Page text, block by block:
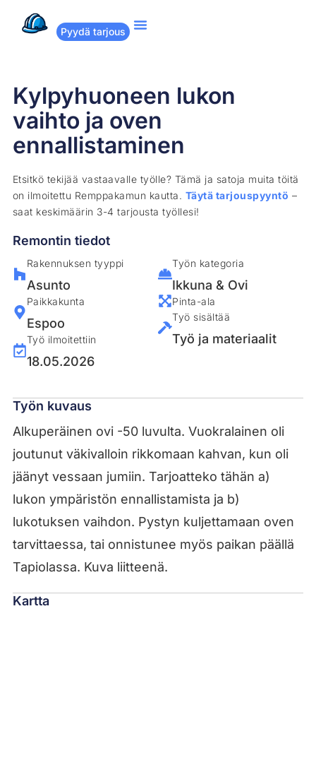
Pyydä tarjous
Kylpyhuoneen lukon
vaihto ja oven
ennallistaminen
Etsitkö tekijää vastaavalle työlle? Tämä ja satoja muita töitä
on ilmoitettu Remppakamun kautta. Täytä tarjouspyyntö –
saat keskimäärin 3-4 tarjousta työllesi!
Remontin tiedot
Rakennuksen tyyppi
Asunto
Paikkakunta
Espoo
Työ ilmoitettiin
18.05.2026
Työn kategoria
Ikkuna & Ovi
Pinta-ala
Työ sisältää
Työ ja materiaalit
Työn kuvaus
Alkuperäinen ovi -50 luvulta. Vuokralainen oli
joutunut väkivalloin rikkomaan kahvan, kun oli
jäänyt vessaan jumiin. Tarjoatteko tähän a)
lukon ympäristön ennallistamista ja b)
lukotuksen vaihdon. Pystyn kuljettamaan oven
tarvittaessa, tai onnistunee myös paikan päällä
Tapiolassa. Kuva liitteenä.
Kartta